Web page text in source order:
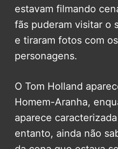
estavam filmando
fãs puderam visitar o
e tiraram fotos com
personagens.
O Tom Holland
Homem-Aranha,
aparece
entanto, ainda não